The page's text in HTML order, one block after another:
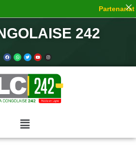
242
Partenariat